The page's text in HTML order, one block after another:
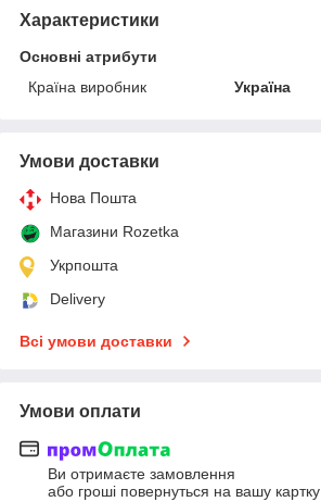
Характеристики
Основні атрибути
Країна виробник
Україна
Умови доставки
Нова Пошта
Магазини Rozetka
Укрпошта
Delivery
Всі умови доставки
Умови оплати
Ви отримаєте замовлення
або гроші повернуться на вашу картку